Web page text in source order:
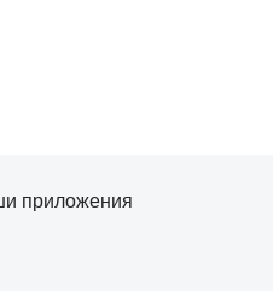
приложения